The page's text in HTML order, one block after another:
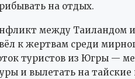
на отдых.
между Таиландом
к жертвам среди
туристов из Югры —
и вылетать на тайские